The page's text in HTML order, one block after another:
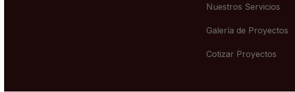
Nuestros Servicios
Galería de Proyectos
Cotizar Proyectos